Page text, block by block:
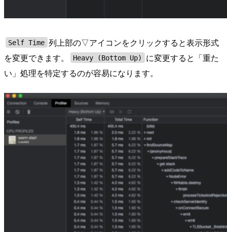
Self Time 列上部の▽アイコンをクリックすると表示形式
を変更できます。
Heavy (Bottom Up)
に変更すると「重た
い」処理を特定するのが容易になります。